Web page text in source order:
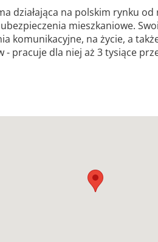
działająca na polskim rynku
ubezpieczenia mieszkaniowe.
komunikacyjne, na życie, a
- pracuje dla niej aż 3 tysiące